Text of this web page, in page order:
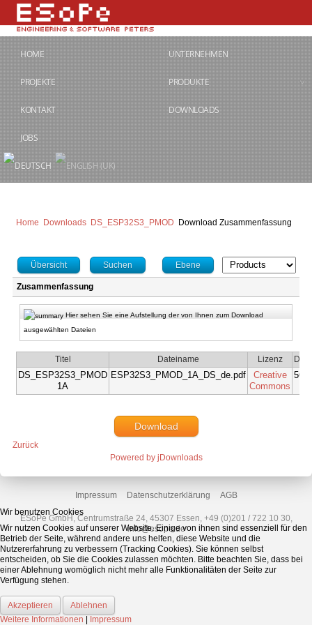
HOME UNTERNEHMEN
PROJEKTE PRODUKTE
KONTAKT DOWNLOADS
JOBS
Home Downloads DS_ESP32S3_PMOD Download Zusammenfassung
Übersicht Suchen Ebene
Zusammenfassung
Hier sehen Sie eine Aufstellung der von Ihnen zum Download
ausgewählten Dateien
Titel Dateiname Lizenz
DS_ESP32S3_PMOD
1A
ESP32S3_PMOD_1A_DS_de.pdf
Creative
Commons
Download
Zurück
Powered by jDownloads
Impressum Datenschutzerklärung AGB
ESoPe GmbH, Centrumstraße 24, 45307 Essen, +49 (0)201 / 722 10 30,
info@esope.de
Wir benutzen Cookies
Wir nutzen Cookies auf unserer Website. Einige von ihnen sind essenziell für den
Betrieb der Seite, während andere uns helfen, diese Website und die
Nutzererfahrung zu verbessern (Tracking Cookies). Sie können selbst
entscheiden, ob Sie die Cookies zulassen möchten. Bitte beachten Sie, dass bei
einer Ablehnung womöglich nicht mehr alle Funktionalitäten der Seite zur
Verfügung stehen.
Akzeptieren
Ablehnen
Weitere Informationen
Impressum